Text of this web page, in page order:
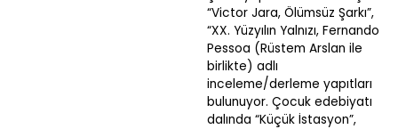
“Victor Jara, Ölümsüz Şarkı”,
“XX. Yüzyılın Yalnızı, Fernando
Pessoa (Rüstem Arslan ile
birlikte) adlı
inceleme/derleme yapıtları
bulunuyor. Çocuk edebiyatı
dalında “Küçük İstasyon”,